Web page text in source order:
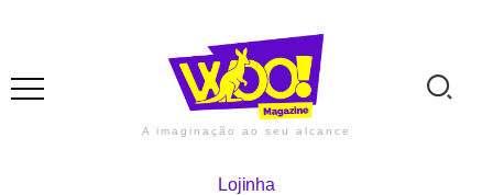
A imaginação ao seu alcance
Lojinha